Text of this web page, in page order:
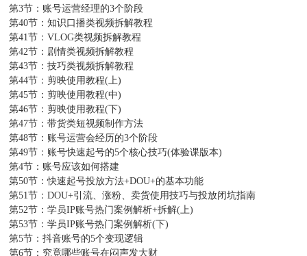
第3节：账号运营经理的3个阶段
第40节：知识口播类视频拆解教程
第41节：VLOG类视频拆解教程
第42节：剧情类视频拆解教程
第43节：技巧类视频拆解教程
第44节：剪映使用教程(上)
第45节：剪映使用教程(中)
第46节：剪映使用教程(下)
第47节：带货类短视频制作方法
第48节：账号运营会经历的3个阶段
第49节：账号快速起号的5个核心技巧(体验课版本)
第4节：账号应该如何搭建
第50节：快速起号投放方法+DOU+的基本功能
第51节：DOU+引流、涨粉、卖货使用技巧与投放闭坑指南
第52节：学员IP账号热门案例解析+拆解(上)
第53节：学员IP账号热门案例解析(下)
第5节：抖音账号的5个变现逻辑
第6节：究竟哪些账号在闷声发大财